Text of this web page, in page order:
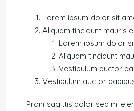
Lorem ipsum dolor sit
Aliquam tincidunt mauris
Lorem ipsum dolor
Aliquam tincidunt
Vestibulum auctor
Vestibulum auctor
Proin sagittis dolor sed mi